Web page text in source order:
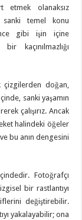
etmek olanaksız
temel konu
gibi işin içine
kaçınılmazlığı
çizgilerden doğan,
sanki yaşamın
çalışırız. Ancak
halindeki öğeler
bu anın dengesini
Fotoğrafçı
bir rastlantıyı
değiştirebilir.
yakalayabilir; ona